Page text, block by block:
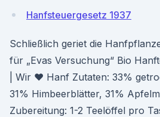
Hanfsteuergesetz 1937
Schließlich geriet die
für „Evas Versuchung“ Bio
| Wir ♥ Hanf Zutaten: 33%
31% Himbeerblätter, 31%
Zubereitung: 1-2 Teelöffel pro